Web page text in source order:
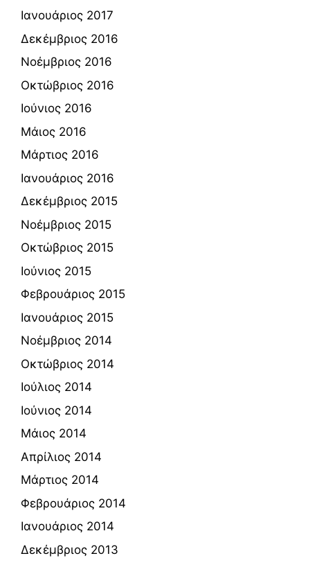
Ιανουάριος 2017
Δεκέμβριος 2016
Νοέμβριος 2016
Οκτώβριος 2016
Ιούνιος 2016
Μάιος 2016
Μάρτιος 2016
Ιανουάριος 2016
Δεκέμβριος 2015
Νοέμβριος 2015
Οκτώβριος 2015
Ιούνιος 2015
Φεβρουάριος 2015
Ιανουάριος 2015
Νοέμβριος 2014
Οκτώβριος 2014
Ιούλιος 2014
Ιούνιος 2014
Μάιος 2014
Απρίλιος 2014
Μάρτιος 2014
Φεβρουάριος 2014
Ιανουάριος 2014
Δεκέμβριος 2013